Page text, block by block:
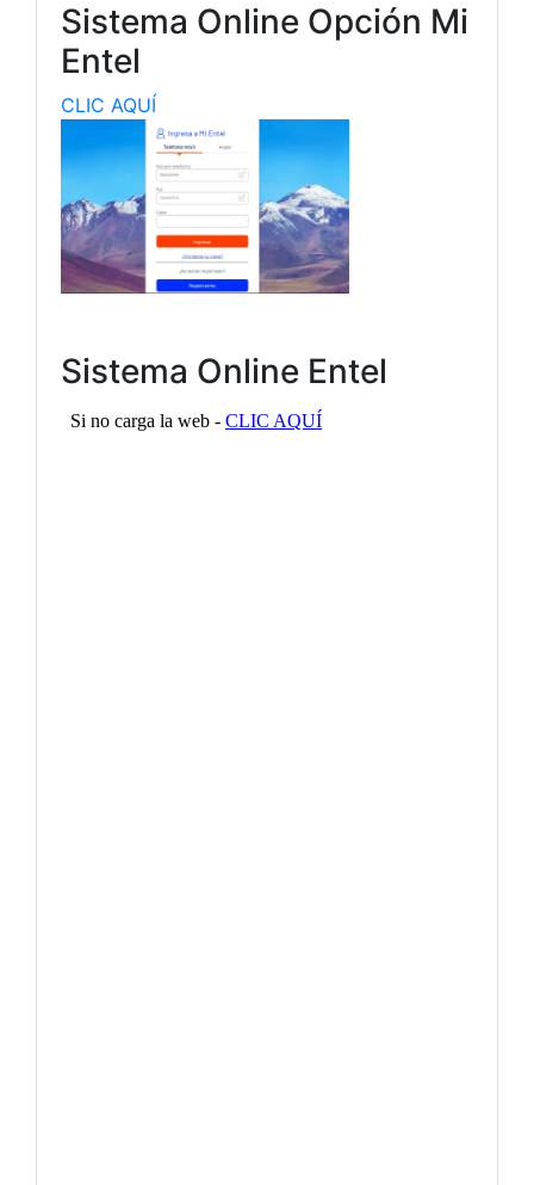
Sistema Online Opción Mi
Entel
CLIC AQUÍ
Sistema Online Entel